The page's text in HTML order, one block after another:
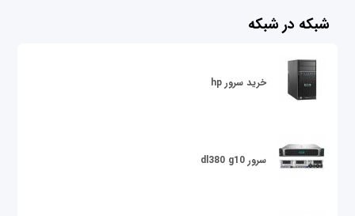
شبکه در شبکه
خرید سرور hp
سرور dl380 g10